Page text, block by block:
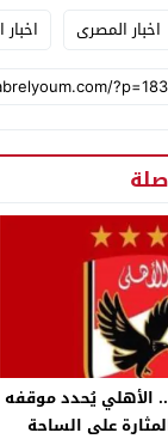
اخبار المصرى
يُحدد موقفه
على الساحة